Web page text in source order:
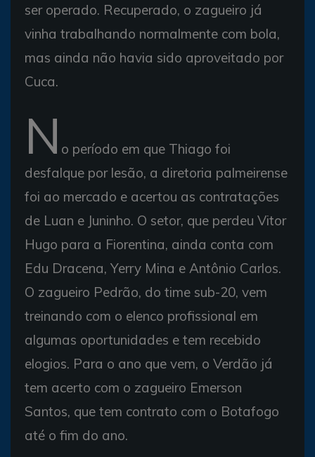
ser operado. Recuperado, o zagueiro já
vinha trabalhando normalmente com bola,
mas ainda não havia sido aproveitado por
Cuca.
N o período em que Thiago foi
desfalque por lesão, a diretoria palmeirense
foi ao mercado e acertou as contratações
de Luan e Juninho. O setor, que perdeu Vitor
Hugo para a Fiorentina, ainda conta com
Edu Dracena, Yerry Mina e Antônio Carlos.
O zagueiro Pedrão, do time sub-20, vem
treinando com o elenco profissional em
algumas oportunidades e tem recebido
elogios. Para o ano que vem, o Verdão já
tem acerto com o zagueiro Emerson
Santos, que tem contrato com o Botafogo
até o fim do ano.